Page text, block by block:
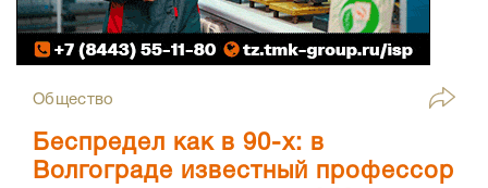
Общество
Беспредел как в 90-х: в
Волгограде известный профессор